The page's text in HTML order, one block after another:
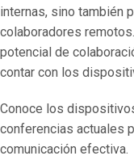
internas, sino también
colaboradores
potencial de
contar con los
Conoce los
conferencias actuales
comunicación efectiva.